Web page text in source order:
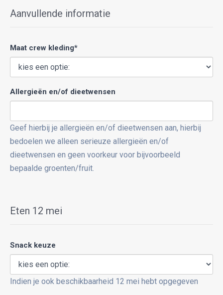
Aanvullende informatie
Maat crew kleding*
Allergieën en/of dieetwensen
Geef hierbij je allergieën en/of dieetwensen aan, hierbij
bedoelen we alleen serieuze allergieën en/of
dieetwensen en geen voorkeur voor bijvoorbeeld
bepaalde groenten/fruit.
Eten 12 mei
Snack keuze
Indien je ook beschikbaarheid 12 mei hebt opgegeven